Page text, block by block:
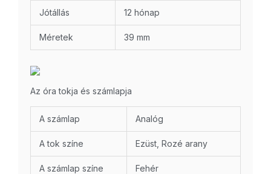
Jótállás 12 hónap
Méretek 39 mm
Az óra tokja és számlapja
A számlap Analóg
A tok színe Ezüst, Rozé arany
A számlap színe Fehér